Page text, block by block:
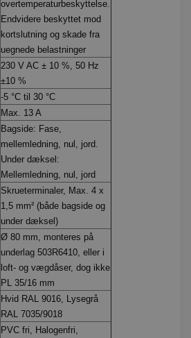
overtemperaturbeskyttelse.
Endvidere beskyttet mod
kortslutning og skade fra
uegnede belastninger
230 V AC ± 10 %, 50 Hz
±10 %
-5 °C til 30 °C
Max. 13 A
Bagside: Fase,
mellemledning, nul, jord.
Under dæksel:
Mellemledning, nul, jord
Skrueterminaler, Max. 4 x
1,5 mm² (både bagside og
under dæksel)
Ø 80 mm, monteres på
underlag 503R6410, eller i
loft- og vægdåser, dog ikke
PL 35/16 mm
Hvid RAL 9016, Lysegrå
RAL 7035/9018
PVC fri, Halogenfri,